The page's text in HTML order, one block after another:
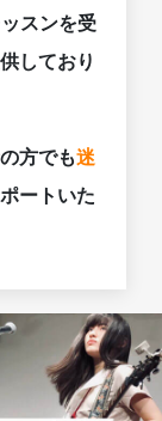
スンを受
しており
方でも迷
ートいた